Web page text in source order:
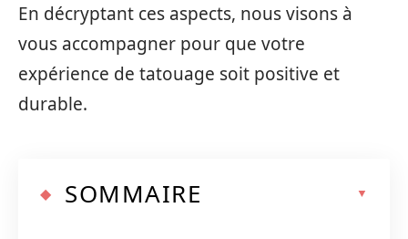
En décryptant ces aspects, nous visons à
vous accompagner pour que votre
expérience de tatouage soit positive et
durable.
SOMMAIRE